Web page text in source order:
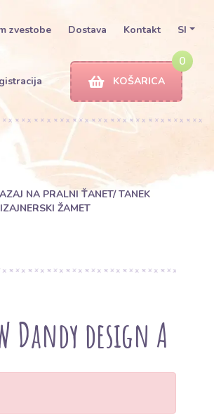
zvestobe Dostava Kontakt SI
0
KOŠARICA
NA PRALNI ŤANET/ TANEK
ŽAMET
Dandy design A